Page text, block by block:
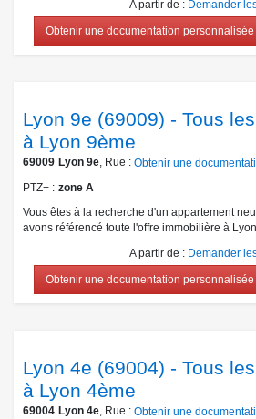
A partir de : Demander
Obtenir une documentation personnalisée
Lyon 9e (69009) - Tous
à Lyon 9ème
69009 Lyon 9e , Rue : Obtenir une
PTZ+
zone A
Vous êtes à la recherche d'un appartement
avons référencé toute l'offre immobilière à Lyon
A partir de : Demander
Obtenir une documentation personnalisée
Lyon 4e (69004) - Tous
à Lyon 4ème
69004 Lyon 4e , Rue : Obtenir une